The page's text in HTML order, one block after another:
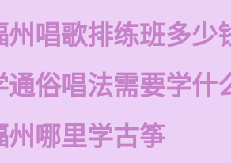
州唱歌排练班多少
通俗唱法需要学什
州哪里学古筝